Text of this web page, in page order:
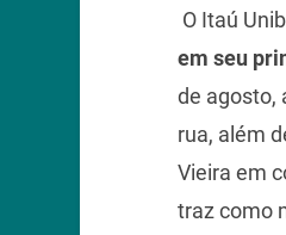
O Itaú
em seu
de agosto,
rua, além
Vieira em
traz como